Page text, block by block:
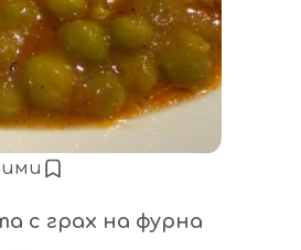
с грах на фурна